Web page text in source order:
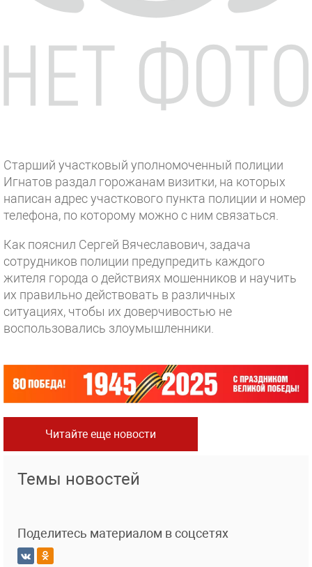
Старший участковый уполномоченный полиции
Игнатов раздал горожанам визитки, на которых
написан адрес участкового пункта полиции и номер
телефона, по которому можно с ним связаться.
Как пояснил Сергей Вячеславович, задача
сотрудников полиции предупредить каждого
жителя города о действиях мошенников и научить
их правильно действовать в различных
ситуациях, чтобы их доверчивостью не
воспользовались злоумышленники.
Читайте еще новости
Темы новостей
Поделитесь материалом в соцсетях